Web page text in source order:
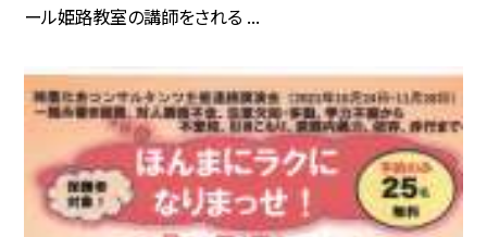
ール姫路教室の講師をされる ...